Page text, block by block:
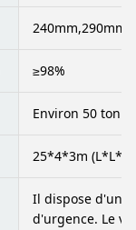
≥98%
Environ 50
25*4*3m (L*L*H)
Il dispose d'un
d'urgence. Le